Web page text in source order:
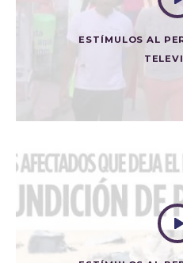
ESTÍMULOS AL